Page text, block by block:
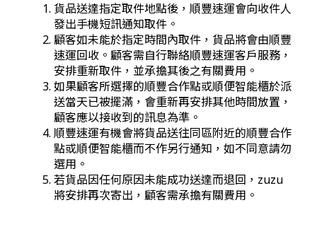
貨品送達指定取件地點後，順豐速運會向收件人
發出手機短訊通知取件。
顧客如未能於指定時間內取件，貨品將會由順豐
速運回收。顧客需自行聯絡順豐速運客戶服務，
安排重新取件，並承擔其後之有關費用。
如果顧客所選擇的順豐合作點或順便智能櫃於派
送當天已被擺滿，會重新再安排其他時間放置，
顧客應以接收到的訊息為準。
順豐速運有機會將貨品送往同區附近的順豐合作
點或順便智能櫃而不作另行通知，如不同意請勿
選用。
若貨品因任何原因未能成功送達而退回， zuzu
將安排再次寄出，顧客需承擔有關費用。